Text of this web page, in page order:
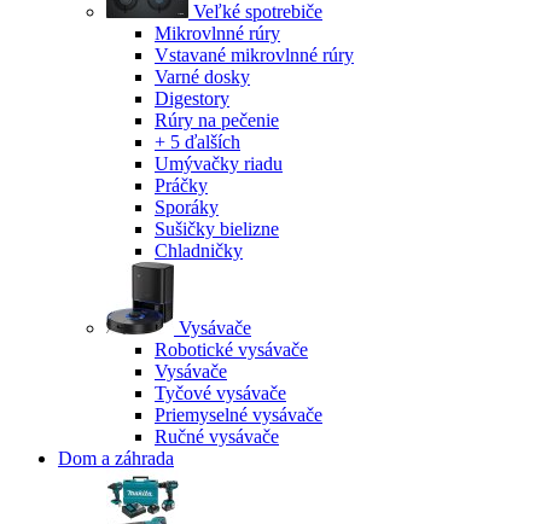
Veľké spotrebiče
Mikrovlnné rúry
Vstavané mikrovlnné rúry
Varné dosky
Digestory
Rúry na pečenie
+ 5 ďalších
Umývačky riadu
Práčky
Sporáky
Sušičky bielizne
Chladničky
Vysávače
Robotické vysávače
Vysávače
Tyčové vysávače
Priemyselné vysávače
Ručné vysávače
Dom a záhrada